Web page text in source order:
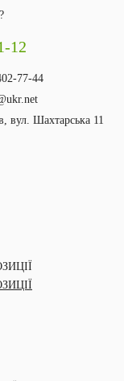
12
77-44
вул. Шахтарська 11